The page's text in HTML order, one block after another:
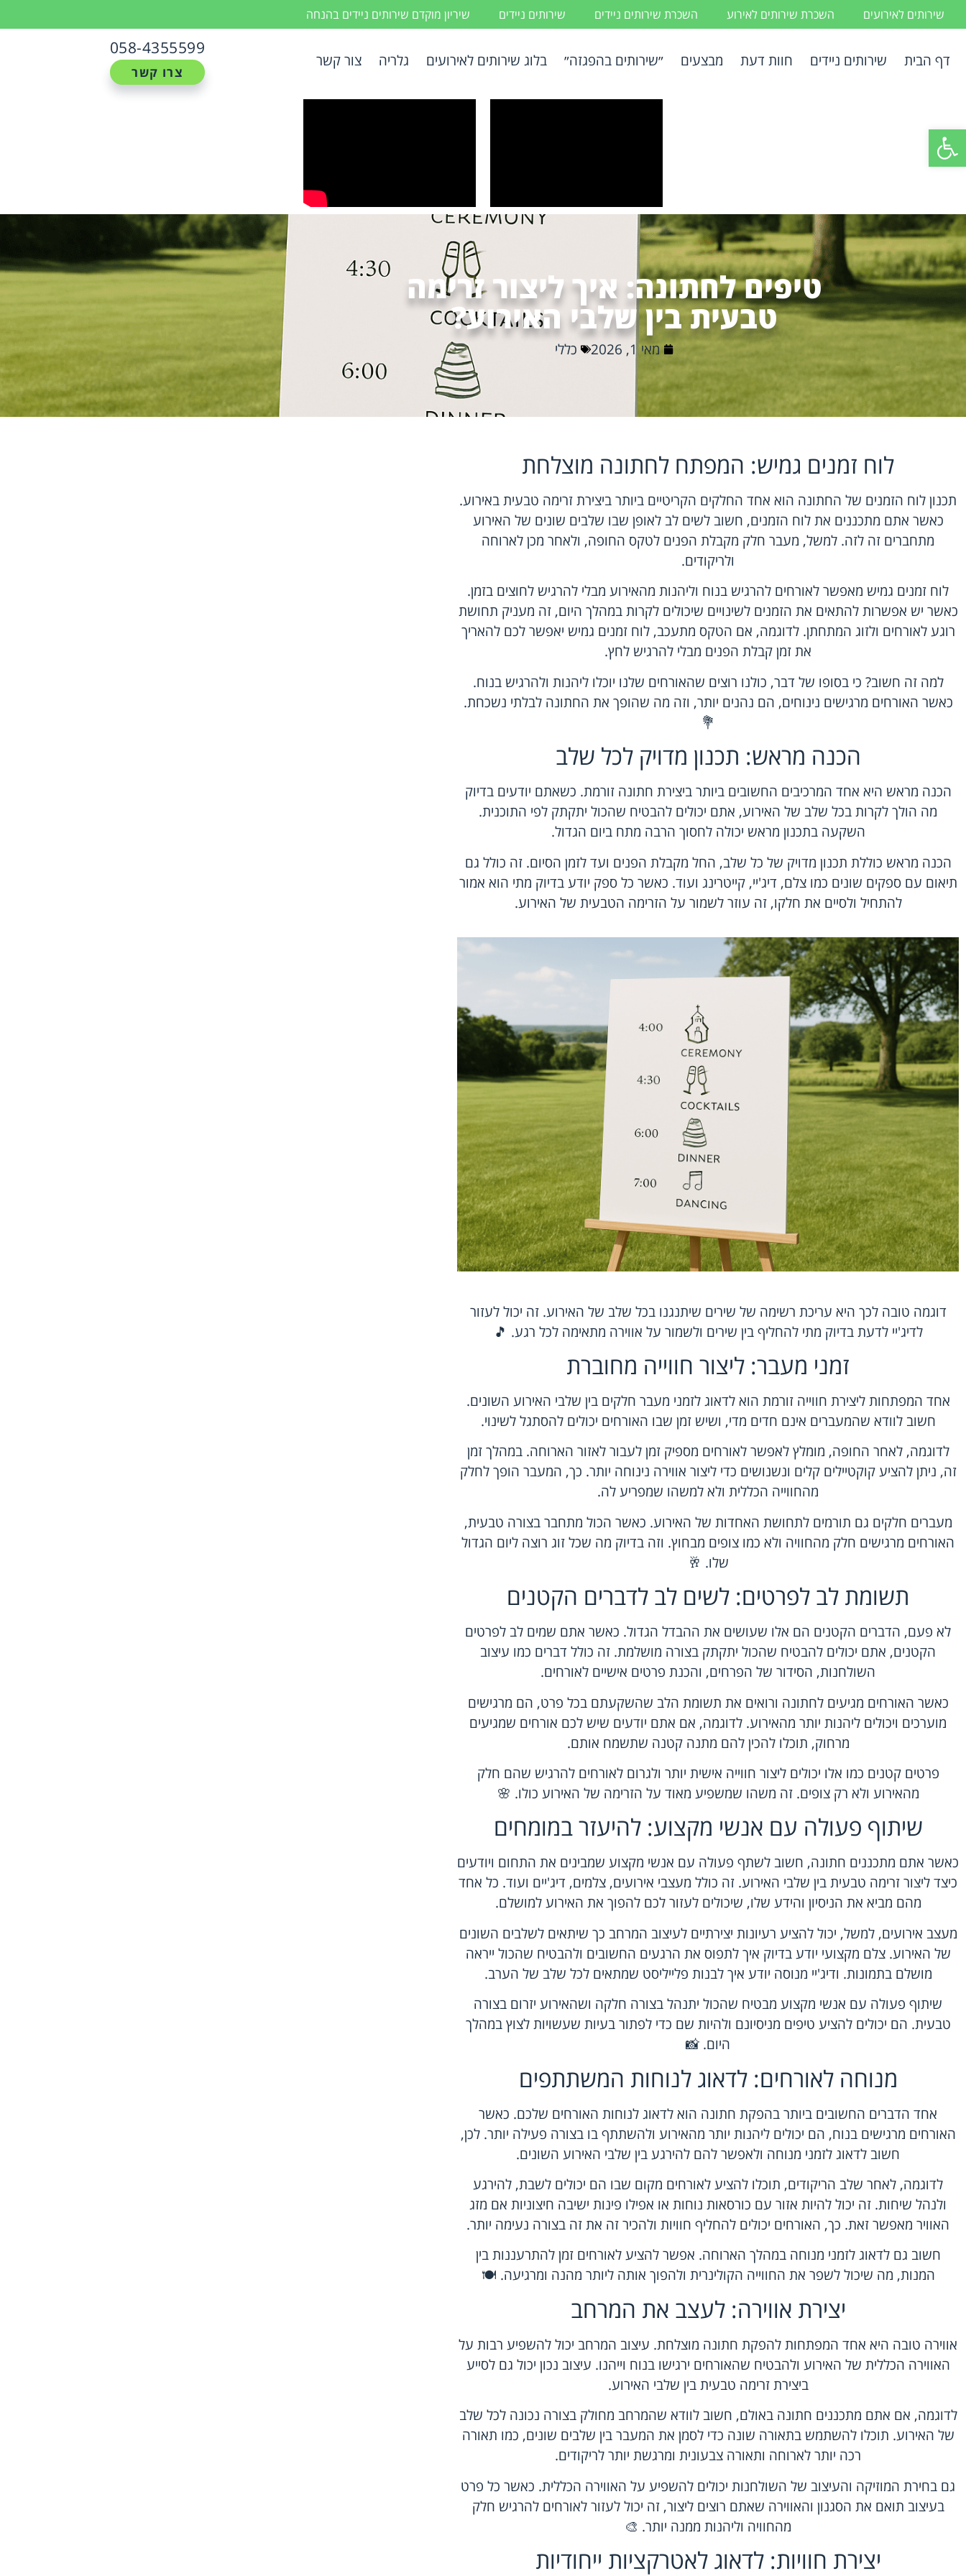
פתח סרגל נגישות
שירותים לאירועים השכרת שירותים לאירוע השכרת שירותים ניידים שירותים ניידים שיריון מוקדם שירותים ניידים בהנחה
דף הבית שירותים ניידים חוות דעת מבצעים ״שירותים בהפגזה״ בלוג שירותים לאירועים גלריה צור קשר
058-4355599
צרו קשר
טיפים לחתונה: איך ליצור זרימה
טבעית בין שלבי האירוע?
מאי 1, 2026 כללי
לוח זמנים גמיש: המפתח לחתונה מוצלחת
תכנון לוח הזמנים של החתונה הוא אחד החלקים הקריטיים ביותר ביצירת זרימה טבעית באירוע.
כאשר אתם מתכננים את לוח הזמנים, חשוב לשים לב לאופן שבו שלבים שונים של האירוע
מתחברים זה לזה. למשל, מעבר חלק מקבלת הפנים לטקס החופה, ולאחר מכן לארוחה
ולריקודים.
לוח זמנים גמיש מאפשר לאורחים להרגיש בנוח וליהנות מהאירוע מבלי להרגיש לחוצים בזמן.
כאשר יש אפשרות להתאים את הזמנים לשינויים שיכולים לקרות במהלך היום, זה מעניק תחושת
רוגע לאורחים ולזוג המתחתן. לדוגמה, אם הטקס מתעכב, לוח זמנים גמיש יאפשר לכם להאריך
את זמן קבלת הפנים מבלי להרגיש לחץ.
למה זה חשוב? כי בסופו של דבר, כולנו רוצים שהאורחים שלנו יוכלו ליהנות ולהרגיש בנוח.
כאשר האורחים מרגישים נינוחים, הם נהנים יותר, וזה מה שהופך את החתונה לבלתי נשכחת.
💐
הכנה מראש: תכנון מדויק לכל שלב
הכנה מראש היא אחד המרכיבים החשובים ביותר ביצירת חתונה זורמת. כשאתם יודעים בדיוק
מה הולך לקרות בכל שלב של האירוע, אתם יכולים להבטיח שהכול יתקתק לפי התוכנית.
השקעה בתכנון מראש יכולה לחסוך הרבה מתח ביום הגדול.
הכנה מראש כוללת תכנון מדויק של כל שלב, החל מקבלת הפנים ועד לזמן הסיום. זה כולל גם
תיאום עם ספקים שונים כמו צלם, דיג'יי, קייטרינג ועוד. כאשר כל ספק יודע בדיוק מתי הוא אמור
להתחיל ולסיים את חלקו, זה עוזר לשמור על הזרימה הטבעית של האירוע.
דוגמה טובה לכך היא עריכת רשימה של שירים שיתנגנו בכל שלב של האירוע. זה יכול לעזור
לדיג'יי לדעת בדיוק מתי להחליף בין שירים ולשמור על אווירה מתאימה לכל רגע. 🎵
זמני מעבר: ליצור חווייה מחוברת
אחד המפתחות ליצירת חווייה זורמת הוא לדאוג לזמני מעבר חלקים בין שלבי האירוע השונים.
חשוב לוודא שהמעברים אינם חדים מדי, ושיש זמן שבו האורחים יכולים להסתגל לשינוי.
לדוגמה, לאחר החופה, מומלץ לאפשר לאורחים מספיק זמן לעבור לאזור הארוחה. במהלך זמן
זה, ניתן להציע קוקטיילים קלים ונשנושים כדי ליצור אווירה נינוחה יותר. כך, המעבר הופך לחלק
מהחווייה הכללית ולא למשהו שמפריע לה.
מעברים חלקים גם תורמים לתחושת האחדות של האירוע. כאשר הכול מתחבר בצורה טבעית,
האורחים מרגישים חלק מהחוויה ולא כמו צופים מבחוץ. וזה בדיוק מה שכל זוג רוצה ליום הגדול
שלו. 🥂
תשומת לב לפרטים: לשים לב לדברים הקטנים
לא פעם, הדברים הקטנים הם אלו שעושים את ההבדל הגדול. כאשר אתם שמים לב לפרטים
הקטנים, אתם יכולים להבטיח שהכול יתקתק בצורה מושלמת. זה כולל דברים כמו עיצוב
השולחנות, הסידור של הפרחים, והכנת פרטים אישיים לאורחים.
כאשר האורחים מגיעים לחתונה ורואים את תשומת הלב שהשקעתם בכל פרט, הם מרגישים
מוערכים ויכולים ליהנות יותר מהאירוע. לדוגמה, אם אתם יודעים שיש לכם אורחים שמגיעים
מרחוק, תוכלו להכין להם מתנה קטנה שתשמח אותם.
פרטים קטנים כמו אלו יכולים ליצור חווייה אישית יותר ולגרום לאורחים להרגיש שהם חלק
מהאירוע ולא רק צופים. זה משהו שמשפיע מאוד על הזרימה של האירוע כולו. 🌸
שיתוף פעולה עם אנשי מקצוע: להיעזר במומחים
כאשר אתם מתכננים חתונה, חשוב לשתף פעולה עם אנשי מקצוע שמבינים את התחום ויודעים
כיצד ליצור זרימה טבעית בין שלבי האירוע. זה כולל מעצבי אירועים, צלמים, דיג'יים ועוד. כל אחד
מהם מביא את הניסיון והידע שלו, שיכולים לעזור לכם להפוך את האירוע למושלם.
מעצב אירועים, למשל, יכול להציע רעיונות יצירתיים לעיצוב המרחב כך שיתאים לשלבים השונים
של האירוע. צלם מקצועי יודע בדיוק איך לתפוס את הרגעים החשובים ולהבטיח שהכול ייראה
מושלם בתמונות. ודיג'יי מנוסה יודע איך לבנות פלייליסט שמתאים לכל שלב של הערב.
שיתוף פעולה עם אנשי מקצוע מבטיח שהכול יתנהל בצורה חלקה ושהאירוע יזרום בצורה
טבעית. הם יכולים להציע טיפים מניסיונם ולהיות שם כדי לפתור בעיות שעשויות לצוץ במהלך
היום. 📸
מנוחה לאורחים: לדאוג לנוחות המשתתפים
אחד הדברים החשובים ביותר בהפקת חתונה הוא לדאוג לנוחות האורחים שלכם. כאשר
האורחים מרגישים בנוח, הם יכולים ליהנות יותר מהאירוע ולהשתתף בו בצורה פעילה יותר. לכן,
חשוב לדאוג לזמני מנוחה ולאפשר להם להירגע בין שלבי האירוע השונים.
לדוגמה, לאחר שלב הריקודים, תוכלו להציע לאורחים מקום שבו הם יכולים לשבת, להירגע
ולנהל שיחות. זה יכול להיות אזור עם כורסאות נוחות או אפילו פינות ישיבה חיצוניות אם מזג
האוויר מאפשר זאת. כך, האורחים יכולים להחליף חוויות ולהכיר זה את זה בצורה נעימה יותר.
חשוב גם לדאוג לזמני מנוחה במהלך הארוחה. אפשר להציע לאורחים זמן להתרעננות בין
המנות, מה שיכול לשפר את החווייה הקולינרית ולהפוך אותה ליותר מהנה ומרגיעה. 🍽️
יצירת אווירה: לעצב את המרחב
אווירה טובה היא אחד המפתחות להפקת חתונה מוצלחת. עיצוב המרחב יכול להשפיע רבות על
האווירה הכללית של האירוע ולהבטיח שהאורחים ירגישו בנוח וייהנו. עיצוב נכון יכול גם לסייע
ביצירת זרימה טבעית בין שלבי האירוע.
לדוגמה, אם אתם מתכננים חתונה באולם, חשוב לוודא שהמרחב מחולק בצורה נכונה לכל שלב
של האירוע. תוכלו להשתמש בתאורה שונה כדי לסמן את המעבר בין שלבים שונים, כמו תאורה
רכה יותר לארוחה ותאורה צבעונית ומרגשת יותר לריקודים.
גם בחירת המוזיקה והעיצוב של השולחנות יכולים להשפיע על האווירה הכללית. כאשר כל פרט
בעיצוב תואם את הסגנון והאווירה שאתם רוצים ליצור, זה יכול לעזור לאורחים להרגיש חלק
מהחוויה וליהנות ממנה יותר. 🎨
יצירת חוויות: לדאוג לאטרקציות ייחודיות